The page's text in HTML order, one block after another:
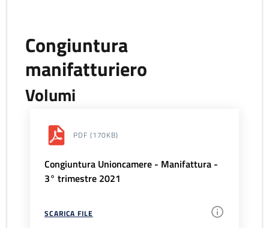
Congiuntura
manifatturiero
Volumi
PDF (170KB)
Congiuntura Unioncamere - Manifattura -
3° trimestre 2021
SCARICA FILE